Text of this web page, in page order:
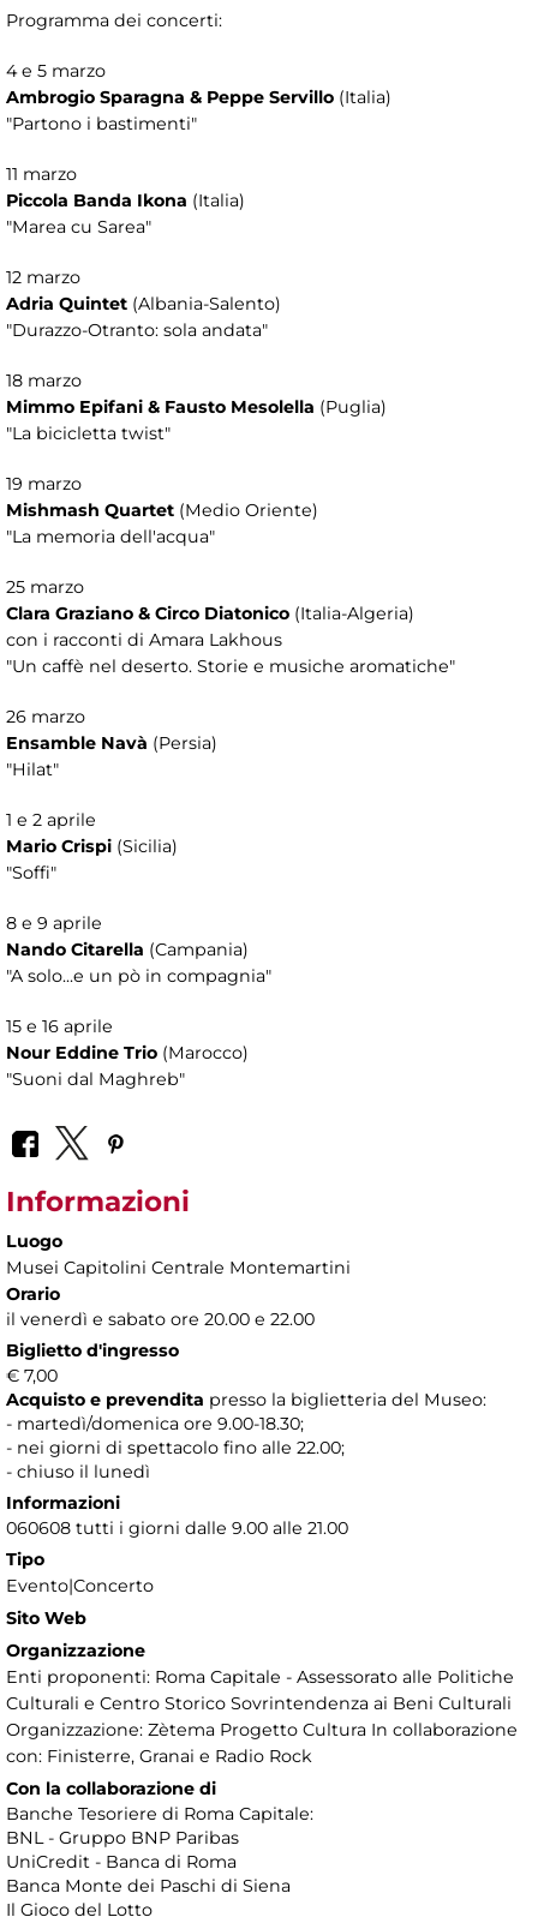
Programma dei concerti:
4 e 5 marzo
Ambrogio Sparagna & Peppe Servillo (Italia)
"Partono i bastimenti"
11 marzo
Piccola Banda Ikona (Italia)
"Marea cu Sarea"
12 marzo
Adria Quintet (Albania-Salento)
"Durazzo-Otranto: sola andata"
18 marzo
Mimmo Epifani & Fausto Mesolella (Puglia)
"La bicicletta twist"
19 marzo
Mishmash Quartet (Medio Oriente)
"La memoria dell'acqua"
25 marzo
Clara Graziano & Circo Diatonico (Italia-Algeria)
con i racconti di Amara Lakhous
"Un caffè nel deserto. Storie e musiche aromatiche"
26 marzo
Ensamble Navà (Persia)
"Hilat"
1 e 2 aprile
Mario Crispi (Sicilia)
"Soffi"
8 e 9 aprile
Nando Citarella (Campania)
"A solo...e un pò in compagnia"
15 e 16 aprile
Nour Eddine Trio (Marocco)
"Suoni dal Maghreb"
Informazioni
Luogo
Musei Capitolini Centrale Montemartini
Orario
il venerdì e sabato ore 20.00 e 22.00
Biglietto d'ingresso
€ 7,00
Acquisto e prevendita presso la biglietteria del Museo:
- martedì/domenica ore 9.00-18.30;
- nei giorni di spettacolo fino alle 22.00;
- chiuso il lunedì
Informazioni
060608 tutti i giorni dalle 9.00 alle 21.00
Tipo
Evento|Concerto
Sito Web
Organizzazione
Enti proponenti: Roma Capitale - Assessorato alle Politiche
Culturali e Centro Storico Sovrintendenza ai Beni Culturali
Organizzazione: Zètema Progetto Cultura In collaborazione
con: Finisterre, Granai e Radio Rock
Con la collaborazione di
Banche Tesoriere di Roma Capitale:
BNL - Gruppo BNP Paribas
UniCredit - Banca di Roma
Banca Monte dei Paschi di Siena
Il Gioco del Lotto